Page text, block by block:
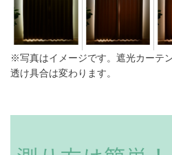
※写真はイメージです。遮光カーテ
透け具合は変わります。